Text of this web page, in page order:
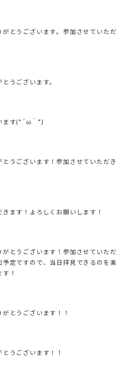
がとうございます。参加させていただ
うございます。
ます(*´ω｀*)
うございます！参加させていただき
ます！よろしくお願いします！
がとうございます！参加させていただ
予定ですので、当日拝見できるのを楽
！
とうございます！！
うございます！！